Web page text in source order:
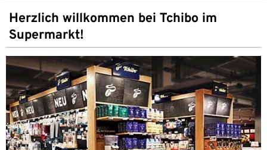
Herzlich willkommen bei Tchibo im
Supermarkt!